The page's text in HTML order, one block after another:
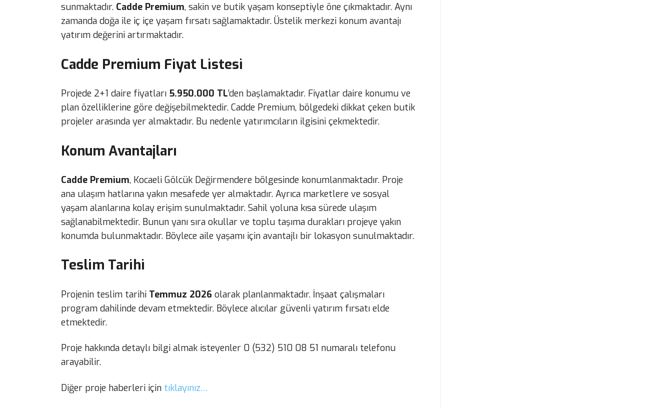
sunmaktadır. Cadde Premium, sakin ve butik yaşam konseptiyle öne çıkmaktadır. Aynı
zamanda doğa ile iç içe yaşam fırsatı sağlamaktadır. Üstelik merkezi konum avantajı
yatırım değerini artırmaktadır.
Cadde Premium Fiyat Listesi
Projede 2+1 daire fiyatları 5.950.000 TL’den başlamaktadır. Fiyatlar daire konumu ve
plan özelliklerine göre değişebilmektedir. Cadde Premium, bölgedeki dikkat çeken butik
projeler arasında yer almaktadır. Bu nedenle yatırımcıların ilgisini çekmektedir.
Konum Avantajları
Cadde Premium, Kocaeli Gölcük Değirmendere bölgesinde konumlanmaktadır. Proje
ana ulaşım hatlarına yakın mesafede yer almaktadır. Ayrıca marketlere ve sosyal
yaşam alanlarına kolay erişim sunulmaktadır. Sahil yoluna kısa sürede ulaşım
sağlanabilmektedir. Bunun yanı sıra okullar ve toplu taşıma durakları projeye yakın
konumda bulunmaktadır. Böylece aile yaşamı için avantajlı bir lokasyon sunulmaktadır.
Teslim Tarihi
Projenin teslim tarihi Temmuz 2026 olarak planlanmaktadır. İnşaat çalışmaları
program dahilinde devam etmektedir. Böylece alıcılar güvenli yatırım fırsatı elde
etmektedir.
Proje hakkında detaylı bilgi almak isteyenler 0 (532) 510 08 51 numaralı telefonu
arayabilir.
Diğer proje haberleri için tıklayınız…